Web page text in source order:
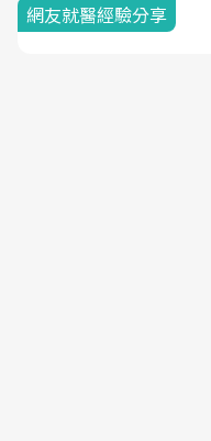
網友就醫經驗分享